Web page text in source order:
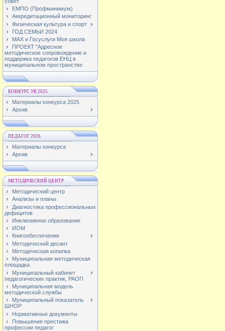
ЕМПО (Профминимум)
Аккредитационный мониторинг
Физическая культура и спорт
ГОД СЕМЬИ 2024
МАХ и Госуслуги Моя школа
ПРОЕКТ "Адресное
методическое сопровождение и
поддержка педагогов ЕНЦ в
муниципальном пространстве
КОНКУРС УК 2025
Материалы конкурса 2025
Архив
ПЕДАГОГ 2026
Материалы конкурса
Архив
МЕТОДИЧЕСКИЙ ЦЕНТР
Методический центр
Анализы и планы
Диагностика профессиональных
дефицитов
Инклюзивное образование
ИОМ
Книгообеспечение
Методический десант
Методическая копилка
Муниципальная методическая
площадка
Муниципальный кабинет
педагогических практик, РАОП
Муниципальная модель
методической службы
Муниципальный показатель
ШНОР
Нормативные документы
Повышение престижа
профессии педагог